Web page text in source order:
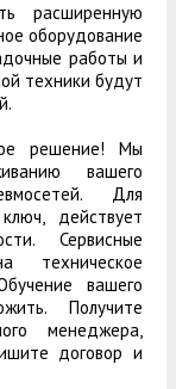
расширенную
оборудование
работы и
техники будут
решение! Мы
вашего
Для
действует
Сервисные
техническое
вашего
Получите
менеджера,
договор и